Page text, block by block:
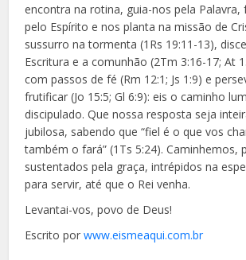
encontra na rotina, guia-nos pela Palavra,
pelo Espírito e nos planta na missão de
sussurro na tormenta (1Rs 19:11-13),
Escritura e a comunhão (2Tm 3:16-17; At
com passos de fé (Rm 12:1; Js 1:9) e
frutificar (Jo 15:5; Gl 6:9): eis o caminho
discipulado. Que nossa resposta seja
jubilosa, sabendo que “fiel é o que vos
também o fará” (1Ts 5:24). Caminhemos,
sustentados pela graça, intrépidos na
para servir, até que o Rei venha.
Levantai-vos, povo de Deus!
Escrito porwww.eismeaqui.com.br